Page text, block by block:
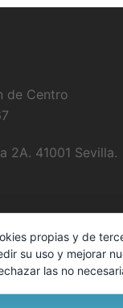
de Centro
2A. 41001 Sevilla.
a
propias y de
su uso y mejorar
las no